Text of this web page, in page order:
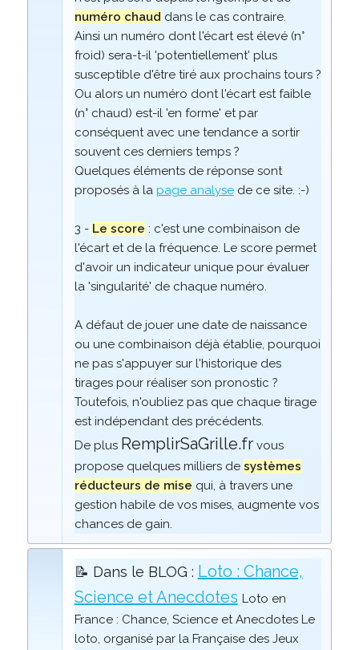
numéro chaud dans le cas contraire.
Ainsi un numéro dont l'écart est élevé (n°
froid) sera-t-il 'potentiellement' plus
susceptible d'être tiré aux prochains tours ?
Ou alors un numéro dont l'écart est faible
(n° chaud) est-il 'en forme' et par
conséquent avec une tendance a sortir
souvent ces derniers temps ?
Quelques éléments de réponse sont
proposés à la page analysede ce site. :-)
3 - Le score : c'est une combinaison de
l'écart et de la fréquence. Le score permet
d'avoir un indicateur unique pour évaluer
la 'singularité' de chaque numéro.
A défaut de jouer une date de naissance
ou une combinaison déjà établie, pourquoi
ne pas s'appuyer sur l'historique des
tirages pour réaliser son pronostic ?
Toutefois, n'oubliez pas que chaque tirage
est indépendant des précédents.
De plus RemplirSaGrille.frvous
propose quelques milliers de systèmes
réducteurs de mise qui, à travers une
gestion habile de vos mises, augmente vos
chances de gain.
📝 Dans le BLOG : Loto : Chance,
Science et Anecdotes Loto en
France : Chance, Science et Anecdotes Le
loto, organisé par la Française des Jeux